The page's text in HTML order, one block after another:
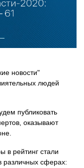
новости"
людей
публиковать
оказывают
в рейтинг стали
различных сферах: